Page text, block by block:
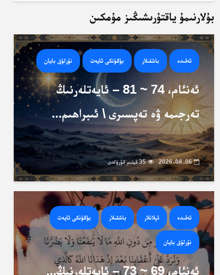
بۇلارنىمۇ ياقتۇرىشىڭىز مۇمكىن
ئەقىدە باشقىلار بۈگۈنكى ئايەت نۇرلۇق بايان
ئەنئام، 74 ~ 81 – ئايەتلەرنىڭ
تەرجىمە ۋە تەپسىرى \ ئىبراھىم...
2026-08-06 35 قېتىم كۆرۈلدى
ئەقىدە ئېلانلار باشقىلار بۈگۈنكى ئايەت
نۇرلۇق بايان
ئەنئام، 69 ~ 73 – ئايەتلەرنىڭ...